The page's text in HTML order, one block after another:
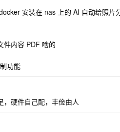
安装在 nas 上的 AI 自动给照片
件内容 PDF 啥的
功能
，硬件自己配，丰俭由人